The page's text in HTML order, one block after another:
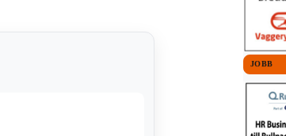
JOBB